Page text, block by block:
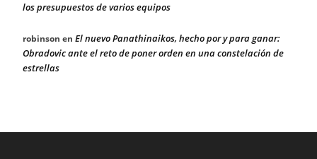
los presupuestos de varios equipos
robinson en El nuevo Panathinaikos, hecho por y para ganar:
Obradovic ante el reto de poner orden en una constelación de
estrellas